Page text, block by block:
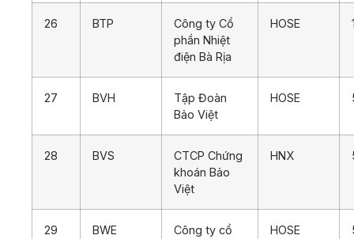
26 BTP
Công ty Cổ
phần Nhiệt
điện Bà Rịa
HOSE
27 BVH
Tập Đoàn
Bảo Việt
HOSE
28 BVS
CTCP Chứng
khoán Bảo
Việt
HNX
29 BWE
Công ty cổ
HOSE